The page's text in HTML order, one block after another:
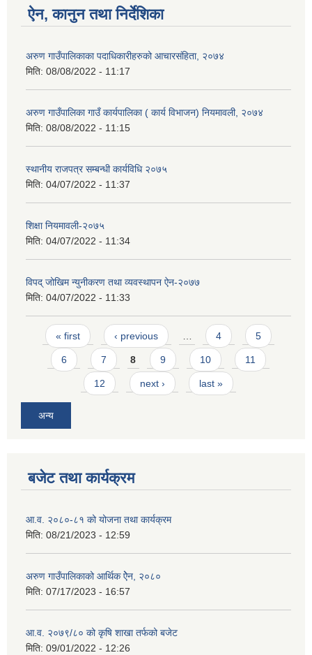
ऐन, कानुन तथा निर्देशिका
अरुण गाउँपालिकाका पदाधिकारीहरुको आचारसंहिता, २०७४
मिति: 08/08/2022 - 11:17
अरुण गाउँपालिका गाउँ कार्यपालिका ( कार्य विभाजन) नियमावली, २०७४
मिति: 08/08/2022 - 11:15
स्थानीय राजपत्र सम्बन्धी कार्यविधि २०७५
मिति: 04/07/2022 - 11:37
शिक्षा नियमावली-२०७५
मिति: 04/07/2022 - 11:34
विपद् जोखिम न्युनीकरण तथा व्यवस्थापन ऐन-२०७७
मिति: 04/07/2022 - 11:33
Pages
« first ‹ previous 4 5
6 7 8 9 10 11
12 next › last »
अन्य
बजेट तथा कार्यक्रम
आ.व. २०८०-८१ को योजना तथा कार्यक्रम
मिति: 08/21/2023 - 12:59
अरुण गाउँपालिकाको आर्थिक ऐेन, २०८०
मिति: 07/17/2023 - 16:57
आ.व. २०७९/८० को कृषि शाखा तर्फको बजेट
मिति: 09/01/2022 - 12:26